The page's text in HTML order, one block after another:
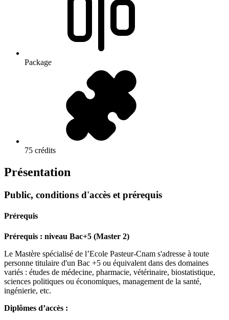
Package
75 crédits
Présentation
Public, conditions d'accès et prérequis
Prérequis
Prérequis : niveau Bac+5 (Master 2)
Le Mastère spécialisé de l’Ecole Pasteur-Cnam s'adresse à toute
personne titulaire d'un Bac +5 ou équivalent dans des domaines
variés : études de médecine, pharmacie, vétérinaire, biostatistique,
sciences politiques ou économiques, management de la santé,
ingénierie, etc.
Diplômes d’accès :